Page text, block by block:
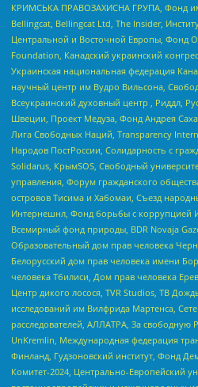
КРИМСЬКА ПРАВОЗАХИСНА ГРУПА, Фонд
Bellingcat, Bellingcat Ltd, The Insider,
Центральной и Восточной Европы, Фонд
Foundation, Канадский украинский
Украинская национальная федерация
научный центр им Вудро Вильсона,
Всеукраинский духовный центр , Риддл,
Швеции, Проект Медуза, Фонд Андрея
Лига Свободных Наций, Transparеncy
Народов ПостРоссии, Солидарность с
Solidarus, КрымSOS, Свободный
управления, Форум гражданского
островов Тисима и Хабомаи, Съезд
Интернешнл, Фонд борьбы с коррупцией
Всемирный фонд природы, BDR Novaja
Образовательный дом прав человека
Белорусский дом прав человека имени
человека Тбилиси, Дом прав человека
Центр дикого лосося, TVR Studios, ТВ
исследований им Вилфрида Мартенса,
расследователей, АЛЛАТРА, За свободную
UnKremlin, Международная федерация
Финланд, Гудзоновский институт, Фонд
Комитет-2024, Центрально-Европейский